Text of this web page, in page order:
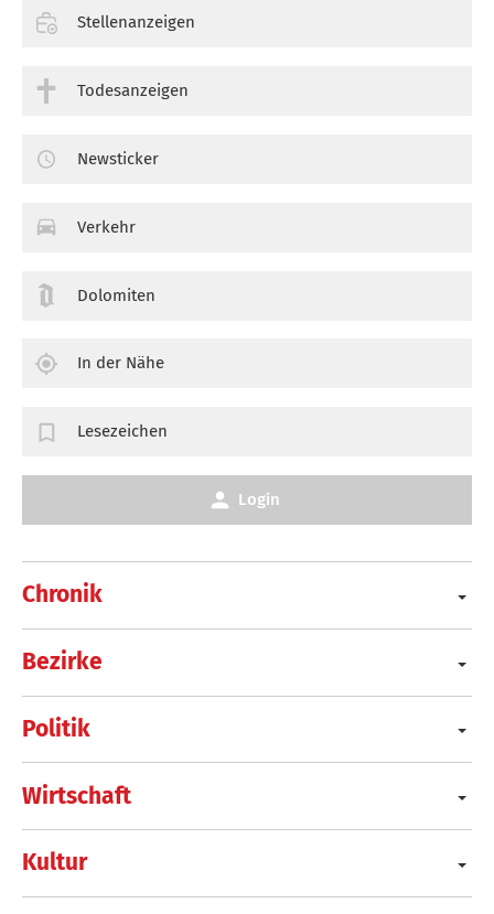
Chronik
Bezirke
Politik
Wirtschaft
Kultur
Stellenanzeigen
Todesanzeigen
Newsticker
Verkehr
Dolomiten
In der Nähe
Lesezeichen
Login